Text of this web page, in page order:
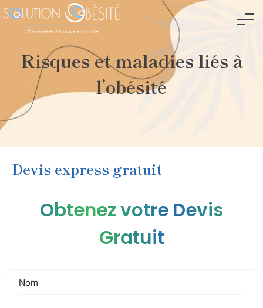
Risques et maladies liés à
l’obésité
Devis express gratuit
Obtenez votre Devis
Gratuit